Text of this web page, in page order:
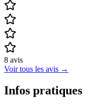
8 avis
Voir tous les avis →
Infos pratiques